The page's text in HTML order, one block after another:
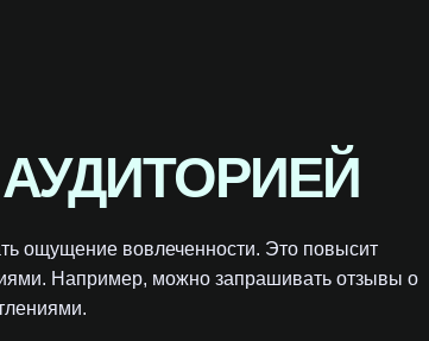
ощущение вовлеченности. Это повысит
Например, можно запрашивать отзывы о